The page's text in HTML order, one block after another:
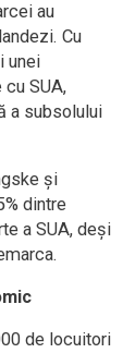
au
Cu
unei
SUA,
a subsolului
și
dintre
a SUA, deși
de locuitori